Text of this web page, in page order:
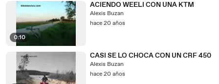
0:10
ACIENDO WEELI CON UNA KTM
Alexis Buzan
hace 20 años
CASI SE LO CHOCA CON UN CRF 450
Alexis Buzan
hace 20 años